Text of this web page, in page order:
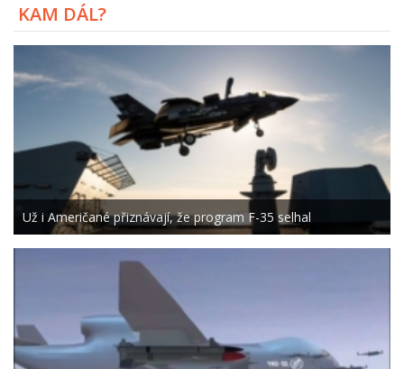
KAM DÁL?
Už i Američané přiznávají, že program F-35 selhal